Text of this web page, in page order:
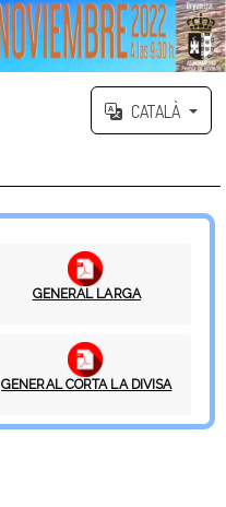
CATALÀ
GENERAL LARGA
GENERAL CORTA LA DIVISA